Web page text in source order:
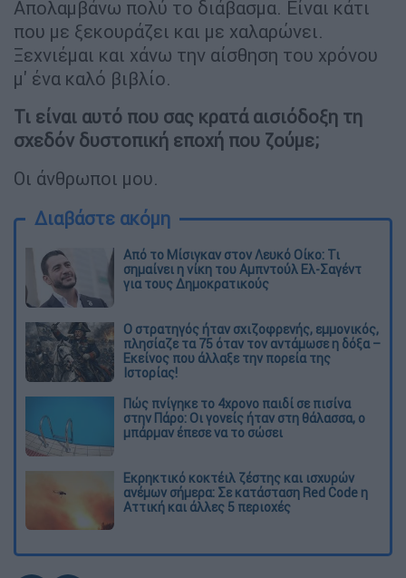
Απολαμβάνω πολύ το διάβασμα. Είναι κάτι
που με ξεκουράζει και με χαλαρώνει.
Ξεχνιέμαι και χάνω την αίσθηση του χρόνου
μ' ένα καλό βιβλίο.
Τι είναι αυτό που σας κρατά αισιόδοξη τη
σχεδόν δυστοπική εποχή που ζούμε;
Οι άνθρωποι μου.
Διαβάστε ακόμη
Από το Μίσιγκαν στον Λευκό Οίκο: Τι
σημαίνει η νίκη του Αμπντούλ Ελ-Σαγέντ
για τους Δημοκρατικούς
O στρατηγός ήταν σχιζοφρενής, εμμονικός,
πλησίαζε τα 75 όταν τον αντάμωσε η δόξα –
Εκείνος που άλλαξε την πορεία της
Ιστορίας!
Πώς πνίγηκε το 4χρονο παιδί σε πισίνα
στην Πάρο: Οι γονείς ήταν στη θάλασσα, ο
μπάρμαν έπεσε να το σώσει
Εκρηκτικό κοκτέιλ ζέστης και ισχυρών
ανέμων σήμερα: Σε κατάσταση Red Code η
Αττική και άλλες 5 περιοχές